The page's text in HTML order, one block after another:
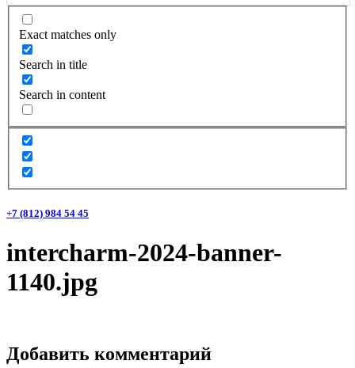
Exact matches only
Search in title
Search in content
+7 (812) 984 54 45
intercharm-2024-banner-
1140.jpg
Добавить комментарий